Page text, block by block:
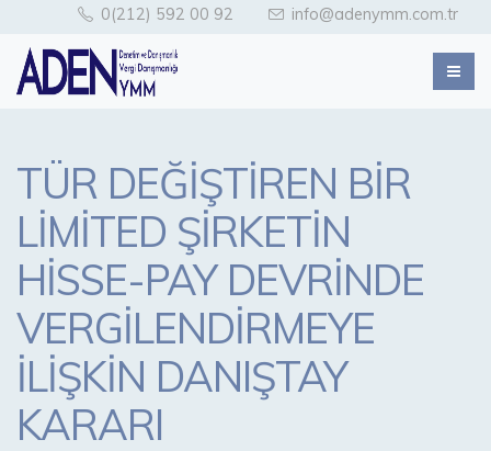
0(212) 592 00 92 info@adenymm.com.tr
TÜR DEĞİŞTİREN BİR
LİMİTED ŞİRKETİN
HİSSE-PAY DEVRİNDE
VERGİLENDİRMEYE
İLİŞKİN DANIŞTAY
KARARI